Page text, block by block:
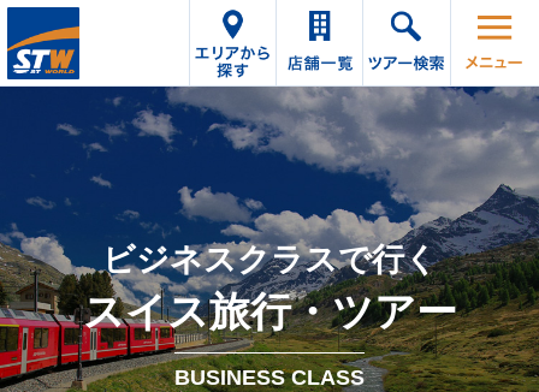
ビジネスクラスで行く
スイス旅行・ツアー
BUSINESS CLASS